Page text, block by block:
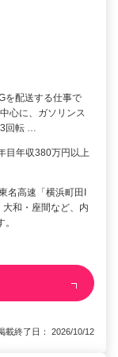
を配送する仕事で
⼼に、ガソリンス
回転 …
目年収380万円以上
名⾼速「横浜町⽥I
和・座間など、内
終了日： 2026/10/12